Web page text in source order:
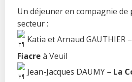
Un déjeuner en compagnie
secteur :
Katia et Arnaud GAUTHIER –
Fiacre à Veuil
Jean-Jacques DAUMY – La